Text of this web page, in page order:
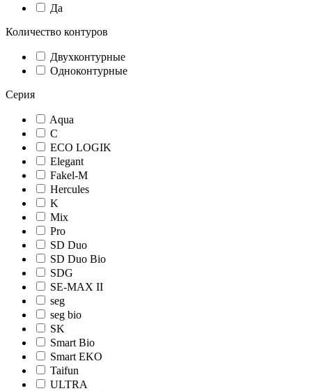
Да
Количество контуров
Двухконтурные
Одноконтурные
Серия
Aqua
C
ECO LOGIK
Elegant
Fakel-M
Hercules
K
Mix
Pro
SD Duo
SD Duo Bio
SDG
SE-MAX II
seg
seg bio
SK
Smart Bio
Smart EKO
Taifun
ULTRA